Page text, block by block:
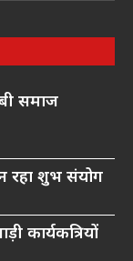
समाज
रहा शुभ संयोग
कार्यकत्रियों